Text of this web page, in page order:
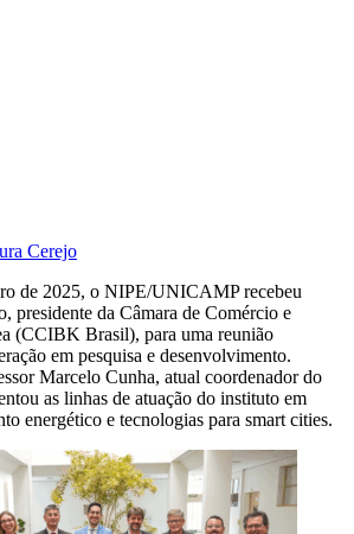
Cerejo
de 2025, o NIPE/UNICAMP recebeu
presidente da Câmara de Comércio e
(CCIBK Brasil), para uma reunião
em pesquisa e desenvolvimento.
Marcelo Cunha, atual coordenador do
as linhas de atuação do instituto em
energético e tecnologias para smart cities.